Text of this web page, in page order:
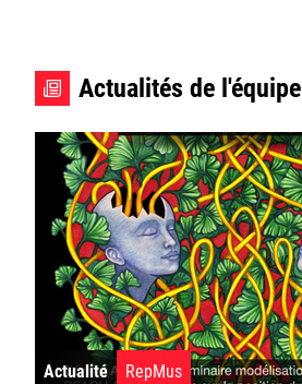
CNRS
Sorbonne Université
Ministère de la Culture
Rester informé
Offres d'emplois/stages
Actualités de l'équipe
Actualité RepMus